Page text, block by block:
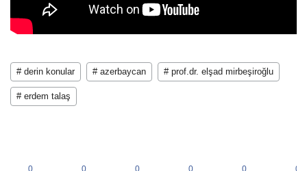
# derin konular # azerbaycan # prof.dr. elşad mirbeşiroğlu
# erdem talaş